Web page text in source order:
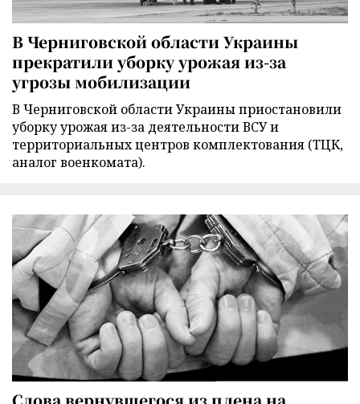
В Черниговской области Украины
прекратили уборку урожая из-за
угрозы мобилизации
В Черниговской области Украины приостановили
уборку урожая из-за деятельности ВСУ и
территориальных центров комплектования (ТЦК,
аналог военкомата).
Слова вернувшегося из плена на